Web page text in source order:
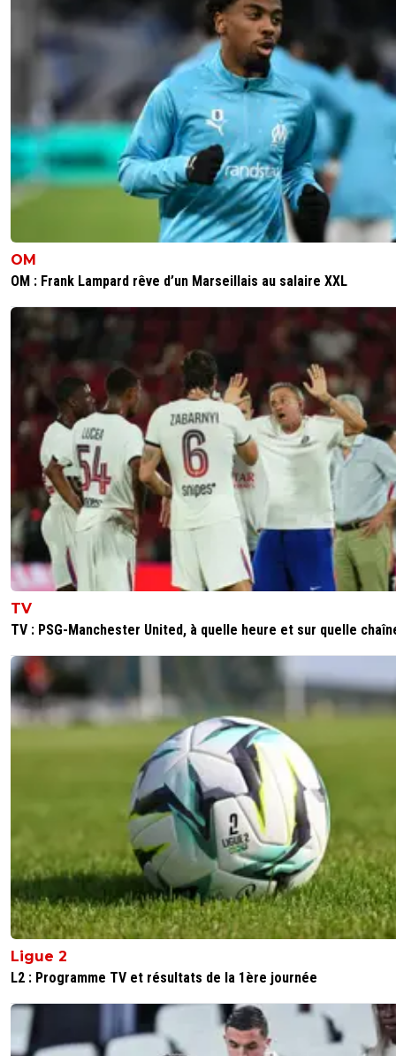
dijaya +2161
si ça peut lui degonfler le melon à Tarrago, n hesite pas
mec se prend vraiment pour une star. Qd un pro du foot
de foot, tu fermes ta gueule et tu l ecoute !
20+ Répondre
OM
OM : Frank Lampard rêve d’un Marseillais au salaire XXL
TV
TV : PSG-Manchester United, à quelle heure et sur quelle
Ligue 2
L2 : Programme TV et résultats de la 1ère journée